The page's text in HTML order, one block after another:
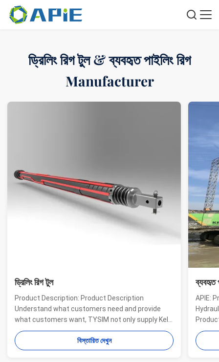
ড্রিলিং রিগ টুল & ব্যবহৃত পাইলিং রিগ
Manufacturer
ড্রিলিং রিগ টুল
Product Description: Product Description
Understand what customers need and provide
what customers want, TYSIM not only supply Kelly
bars for drill rigs of world’s top brands, but also
provide one-stop solution for the world foundation
construction users. While providing customized
বিস্তারিত দেখুন
ব্যবহৃত
APIE:
offer